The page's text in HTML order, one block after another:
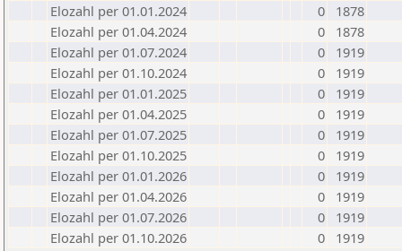
Elozahl per 01.01.2024
0
1878
Elozahl per 01.04.2024
0
1878
Elozahl per 01.07.2024
0
1919
Elozahl per 01.10.2024
0
1919
Elozahl per 01.01.2025
0
1919
Elozahl per 01.04.2025
0
1919
Elozahl per 01.07.2025
0
1919
Elozahl per 01.10.2025
0
1919
Elozahl per 01.01.2026
0
1919
Elozahl per 01.04.2026
0
1919
Elozahl per 01.07.2026
0
1919
Elozahl per 01.10.2026
0 1919